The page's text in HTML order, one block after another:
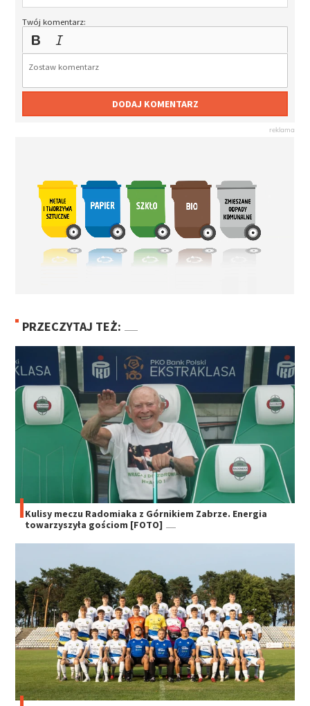
Twój komentarz:
DODAJ KOMENTARZ
PRZECZYTAJ TEŻ:
Kulisy meczu Radomiaka z Górnikiem Zabrze. Energia
towarzyszyła gościom [FOTO]